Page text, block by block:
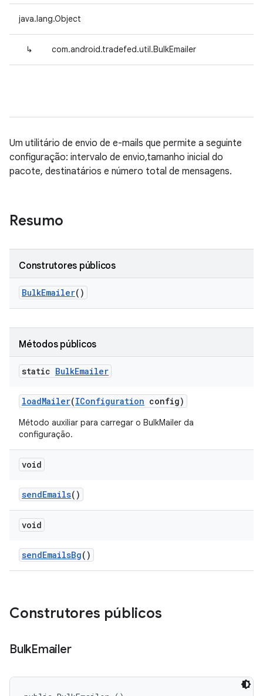
java.lang.Object
↳ com.android.tradefed.util.BulkEmailer
Um utilitário de envio de e-mails que permite a seguinte
configuração: intervalo de envio,tamanho inicial do
pacote, destinatários e número total de mensagens.
Resumo
Construtores públicos
BulkEmailer()
Métodos públicos
static BulkEmailer
loadMailer(IConfiguration config)
Método auxiliar para carregar o BulkMailer da
configuração.
void
sendEmails()
void
sendEmailsBg()
Construtores públicos
BulkEmailer